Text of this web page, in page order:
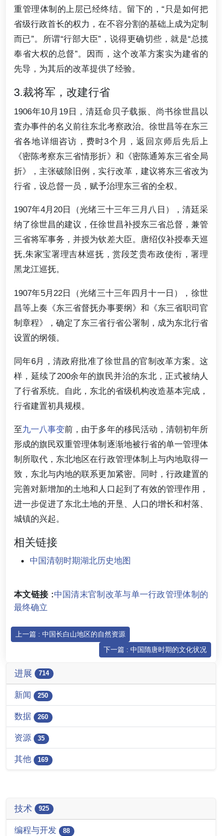
重管理体制的上层已经终结。留下的，“只是如何把
省级行政首长的权力，在不容分割的基础上成为定制
而已”。所谓“行部大臣”，说得更确切些，就是“总揽
奉省大权的总督”。因而，这个改革方案实为建省的
先导，为其后的改革提供了经验。
3.裁将军，改建行省
1906年10月19日，清廷命贝子载振、尚书徐世昌以
査办事件的名义前往东北考察政治。徐世昌等在东三
省各地详细咨访，费时3个月，返回京师后先后上
《密陈考察东三省情形折》和《密陈通筹东三省全局
折》，主张破除旧例，实行改革，建议将东三省改为
行省，设总督一员，赋予治理东三省的全权。
1907年4月20日（光绪三十三年三月八日），清廷采
纳了徐世昌的建议，任徐世昌补授东三省总督，兼管
三省将军事务，并授为钦差大臣。唐绍仪补授奉天巡
抚,朱家宝署理吉林巡抚，赏段芝贵布政使衔，署理
黑龙江巡抚。
1907年5月22日（光绪三十三年四月十一日），徐世
昌等上奏《东三省督抚办事要纲》和《东三省职司官
制章程》，确定了东三省行省公署制，成为东北行省
设置的纲领。
同年6月，清政府批准了徐世昌的官制改革方案。这
样，延续了200余年的旗民并治的东北，正式被纳人
了行省系统。自此，东北的省级机构改造基本完成，
行省建置初具规模。
至九一八事变前，由于多年的移民活动，清朝初年所
形成的旗民双重管理体制逐渐地被行省的单一管理体
制所取代，东北地区在行政管理体制上与内地取得一
致，东北与内地的联系更加紧密。同时，行政建置的
完善对新增加的土地和人口起到了有效的管理作用，
进一步促进了东北土地的开垦、人口的增长和村落、
城镇的兴起。
相关链接
中国清朝时期湖北历史地图
本文链接 :中国清末官制改革与单一行政管理体制的
最终确立
上一篇 : 中国长白山地区的自然资源
下一篇 : 中国隋唐时期的文化状况
进展 714
新闻 250
数据 260
资源 35
其他 169
技术 925
编程与开发 88